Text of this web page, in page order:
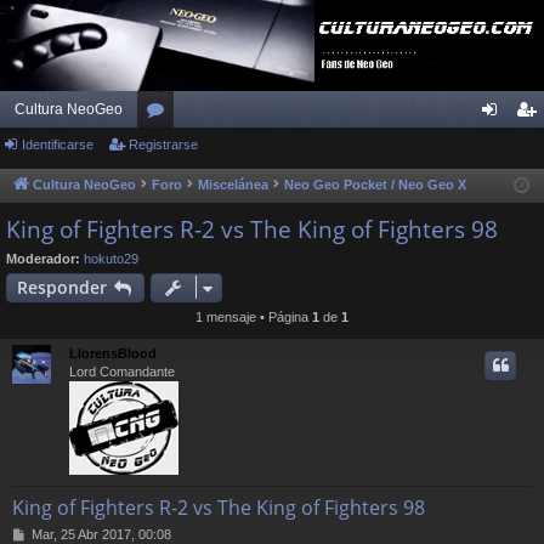
Cultura NeoGeo
or
os
fic
ist
Identificarse Registrarse
Cultura NeoGeo Foro Miscelánea Neo Geo Pocket / Neo Geo X
King of Fighters R-2 vs The King of Fighters 98
Moderador: hokuto29
Responder
1 mensaje • Página 1 de 1
LlorensBlood
Lord Comandante
King of Fighters R-2 vs The King of Fighters 98
MMar, 25 Abr 2017, 00:08